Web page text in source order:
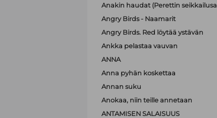
Anakin haudat (Perettin
Angry Birds - Naamarit
Angry Birds. Red löytää ystävän
Ankka pelastaa vauvan
ANNA
Anna pyhän koskettaa
Annan suku
Anokaa, niin teille annetaan
ANTAMISEN SALAISUUS